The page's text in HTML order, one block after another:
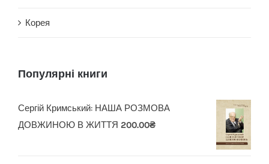
Корея
Популярні книги
Сергій Кримський: НАША РОЗМОВА
ДОВЖИНОЮ В ЖИТТЯ 200.00₴